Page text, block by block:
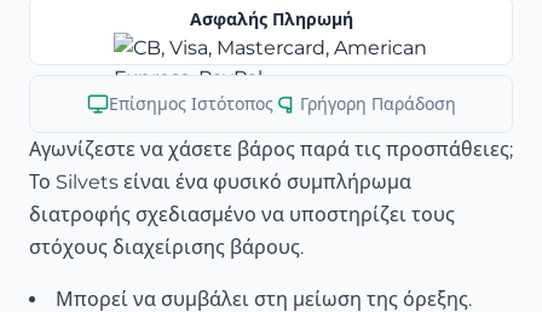
Ασφαλής Πληρωμή
Επίσημος Ιστότοπος| Γρήγορη Παράδοση
Αγωνίζεστε να χάσετε βάρος παρά τις προσπάθειες;
Το Silvets είναι ένα φυσικό συμπλήρωμα
διατροφής σχεδιασμένο να υποστηρίζει τους
στόχους διαχείρισης βάρους.
Μπορεί να συμβάλει στη μείωση της όρεξης.